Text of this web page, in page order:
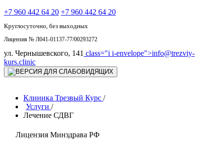
+7 960 442 64 20 +7 960 442 64 20
Круглосуточно, без выходных
Лицензия № Л041-01137-77/00293272
ул. Чернышевского, 141 class="i i-envelope">info@trezviy-
kurs.clinic
Клиника Трезвый Курс /
Услуги /
Лечение СДВГ
Лицензия Минздрава РФ